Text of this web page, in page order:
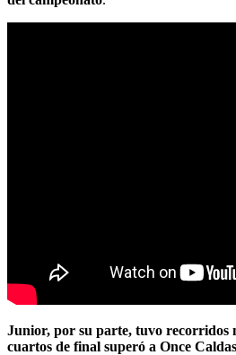
Junior, por su parte, tuvo recorridos
cuartos de final superó a Once